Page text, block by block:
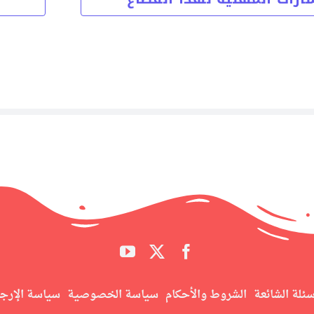
الشائعة الشروط والأحكام سياسة الخصوصية سياسة